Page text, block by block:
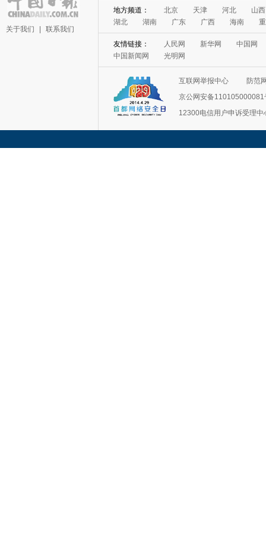
关于我们 联系我们
地方频道： 北京 天津 河北
山西
湖北
湖南 广东 广西 海南
友情链接： 人民网 新华网
中国网
中国新闻网
光明网
互联网举报中心
防范
京公网安备110105000081
12300电信用户申诉受理中